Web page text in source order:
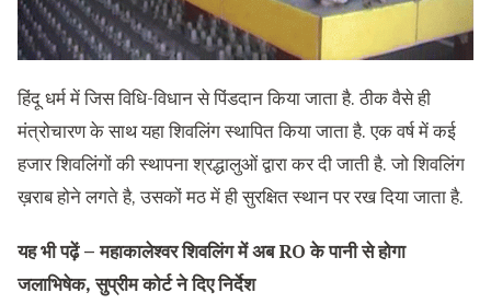
हिंदू धर्म में जिस विधि-विधान से पिंडदान किया जाता है. ठीक वैसे ही
मंत्रोचारण के साथ यहा शिवलिंग स्थापित किया जाता है. एक वर्ष में कई
हजार शिवलिंगों की स्थापना श्रद्धालुओं द्वारा कर दी जाती है. जो शिवलिंग
ख़राब होने लगते है, उसकों मठ में ही सुरक्षित स्थान पर रख दिया जाता है.
यह भी पढ़ें –महाकालेश्वर शिवलिंग में अब RO के पानी से होगा
जलाभिषेक, सुप्रीम कोर्ट ने दिए निर्देश